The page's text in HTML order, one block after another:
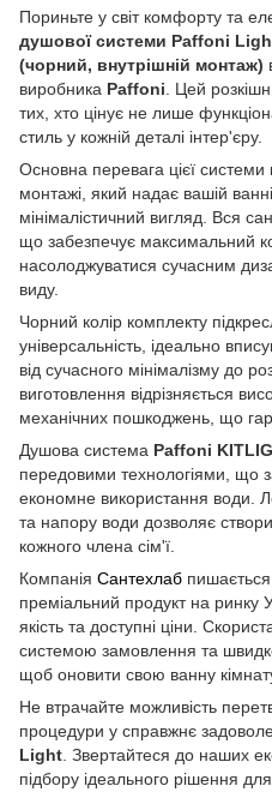
Пориньте у світ комфорту та
душової системи Paffoni
(чорний, внутрішній монтаж)
виробника Paffoni . Цей
тих, хто цінує не лише
стиль у кожній деталі інтер'єру.
Основна перевага цієї системи
монтажі, який надає вашій
мінімалістичний вигляд. Вся
що забезпечує максимальний
насолоджуватися сучасним
виду.
Чорний колір комплекту
універсальність, ідеально
від сучасного мінімалізму до
виготовлення відрізняється
механічних пошкоджень, що
Душова система Paffoni
передовими технологіями, що
економне використання води.
та напору води дозволяє
кожного члена сім'ї.
Компанія Сантехлаб
преміальний продукт на ринку
якість та доступні ціни.
системою замовлення та
щоб оновити свою ванну
Не втрачайте можливість
процедури у справжнє
Light . Звертайтеся до наших
підбору ідеального рішення